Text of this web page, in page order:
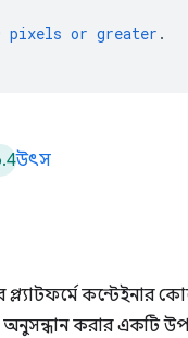
pixels or greater .
উৎস
কন্টেইনার
করার একটি